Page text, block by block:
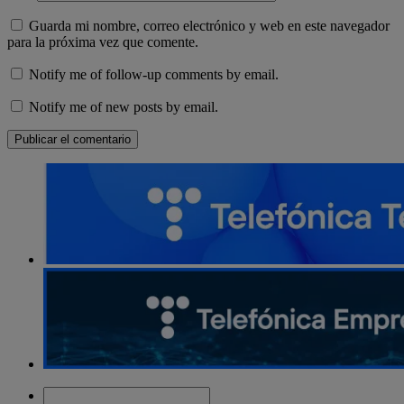
Guarda mi nombre, correo electrónico y web en este navegador
para la próxima vez que comente.
Notify me of follow-up comments by email.
Notify me of new posts by email.